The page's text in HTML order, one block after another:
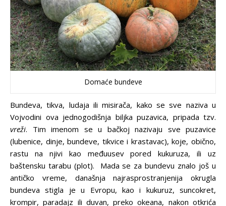
Domaće bundeve
Bundeva, tikva, ludaja ili misirača, kako se sve naziva u
Vojvodini ova jednogodišnja biljka puzavica, pripada tzv.
vreži. Tim imenom se u bačkoj nazivaju sve puzavice
(lubenice, dinje, bundeve, tikvice i krastavac), koje, obično,
rastu na njivi kao međuusev pored kukuruza, ili uz
baštensku tarabu (plot). Mada se za bundevu znalo još u
antičko vreme, današnja najrasprostranjenija okrugla
bundeva stigla je u Evropu, kao i kukuruz, suncokret,
krompir, paradajz ili duvan, preko okeana, nakon otkrića